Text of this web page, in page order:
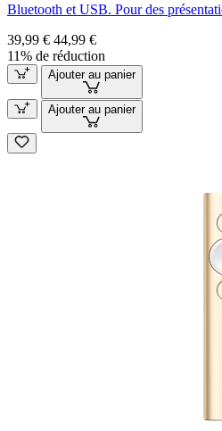
Bluetooth et USB. Pour des
39,99 € 44,99 €
11% de réduction
Ajouter au panier
Ajouter au panier